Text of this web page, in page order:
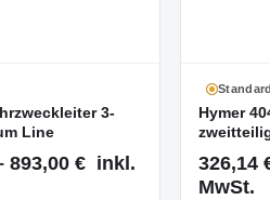
3-
Line
893,00 € inkl.
Hymer
326,14
MwSt.